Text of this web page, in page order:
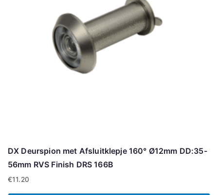
DX Deurspion met Afsluitklepje 160° Ø12mm DD:35-
56mm RVS Finish DRS 166B
€11.20